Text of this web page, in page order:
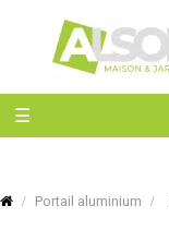
Basculer
la
☰
Portail aluminium